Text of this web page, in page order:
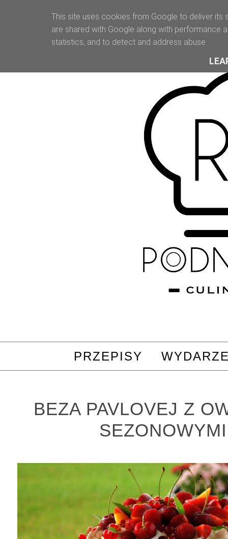
PRZEPISY
BEZA PAVLOVEJ Z
SEZONOWYMI
This site uses cookies from Google to deliver its
are shared with Google along with performance
statistics, and to detect and address abuse.